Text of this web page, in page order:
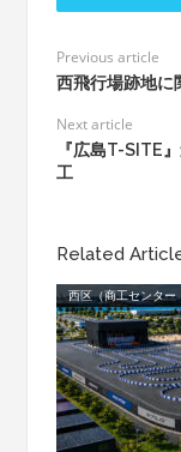
Previous article
西飛行場跡地に
Next article
『広島T-SITE
工
Related
西区（商工センター